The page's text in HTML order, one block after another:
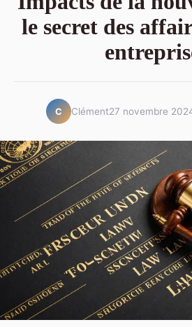
le secret des
C Clément27 novembre